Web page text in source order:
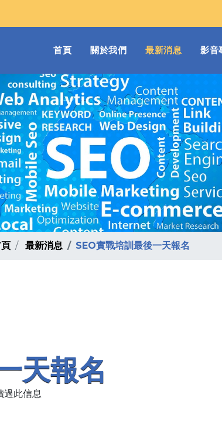
首頁(current)
關於我們 最新消息 影音
最新消息 SEO實戰培訓最後一天報名
天報名
過此信息